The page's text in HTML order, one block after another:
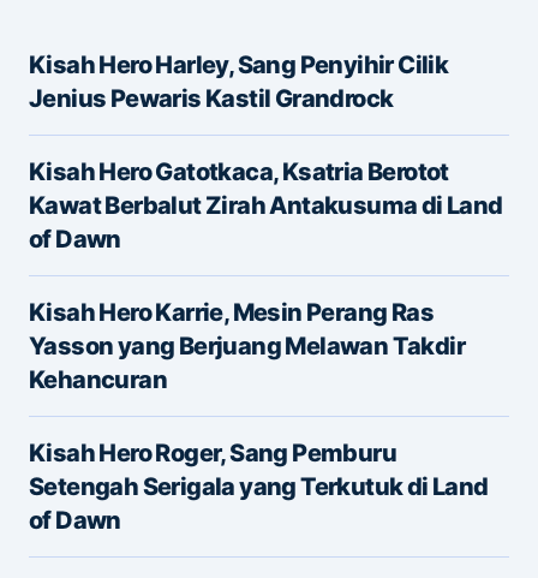
Alamat email Anda tidak akan dipublikasikan.
Ruas yang wajib ditandai*
Message*
E-mail
Kisah Hero Harley, Sang Penyihir Cilik
Jenius Pewaris Kastil Grandrock
Kisah Hero Gatotkaca, Ksatria Berotot
Kawat Berbalut Zirah Antakusuma di Land
of Dawn
Kisah Hero Karrie, Mesin Perang Ras
Yasson yang Berjuang Melawan Takdir
Kehancuran
Kisah Hero Roger, Sang Pemburu
Setengah Serigala yang Terkutuk di Land
of Dawn